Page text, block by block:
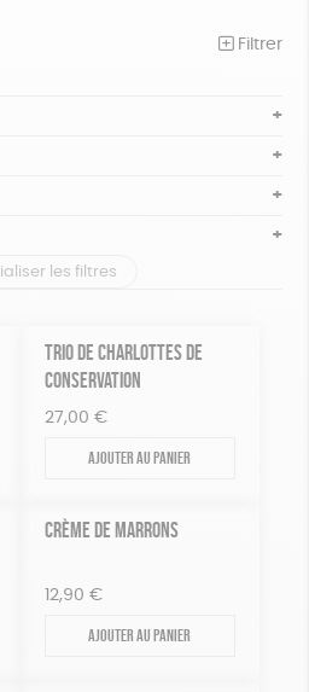
Filtrer
Bio FSC
GOTS Fabriqué en Europe
Agriculture Biologique
les filtres
TRIO DE CHARLOTTES DE
CONSERVATION
27,00 €
Ajouter au panier
CRÈME DE MARRONS
12,90 €
Ajouter au panier